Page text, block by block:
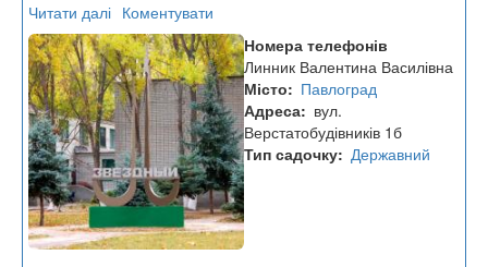
Читати далі про
Дошкільний
навчальний
заклад
№61
"Зірковий"
Коментувати
Номера телефонів
Линник Валентина Василівна
Місто
Павлоград
Адреса
вул.
Верстатобудівників 1б
Тип садочку Державний